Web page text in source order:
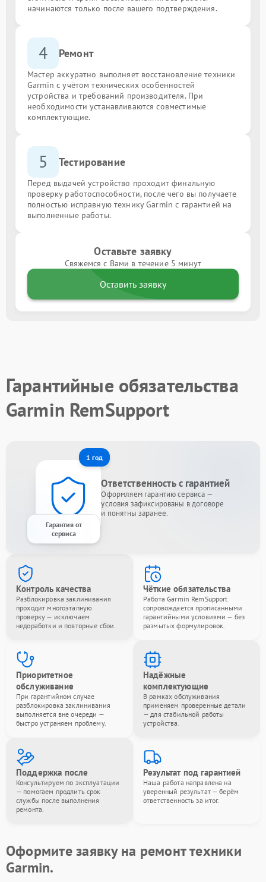
начинаются только после вашего подтверждения.
4 Ремонт
Мастер аккуратно выполняет восстановление техники
Garmin с учётом технических особенностей
устройства и требований производителя. При
необходимости устанавливаются совместимые
комплектующие.
5 Тестирование
Перед выдачей устройство проходит финальную
проверку работоспособности, после чего вы получаете
полностью исправную технику Garmin с гарантией на
выполненные работы.
Оставьте заявку
Свяжемся с Вами в течение 5 минут
Оставить заявку
Гарантийные обязательства
Garmin RemSupport
1 год
Гарантия от
сервиса
Ответственность с гарантией
Оформляем гарантию сервиса —
условия зафиксированы в договоре
и понятны заранее.
Контроль качества
Разблокировка заклинивания
проходит многоэтапную
проверку — исключаем
недоработки и повторные сбои.
Чёткие обязательства
Работа Garmin RemSupport
сопровождается прописанными
гарантийными условиями — без
размытых формулировок.
Приоритетное
обслуживание
При гарантийном случае
разблокировка заклинивания
выполняется вне очереди —
быстро устраняем проблему.
Надёжные
комплектующие
В рамках обслуживания
применяем проверенные детали
— для стабильной работы
устройства.
Поддержка после
Консультируем по эксплуатации
— помогаем продлить срок
службы после выполнения
ремонта.
Результат под гарантией
Наша работа направлена на
уверенный результат — берём
ответственность за итог.
Оформите заявку на ремонт техники
Garmin.